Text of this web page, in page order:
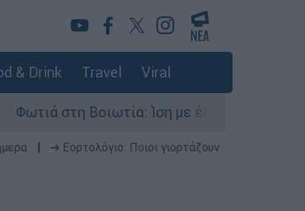
& Drink Travel Viral
Βοιωτία: Ίση με έξι ατομικές βόμβες της
➔ Εορτολόγιο: Ποιοι γιορτάζουν